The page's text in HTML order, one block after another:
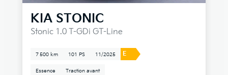
KIA STONIC
Stonic 1.0 T-GDi GT-Line
7 500 km 101 PS 11/2025 E
Essence Traction avant